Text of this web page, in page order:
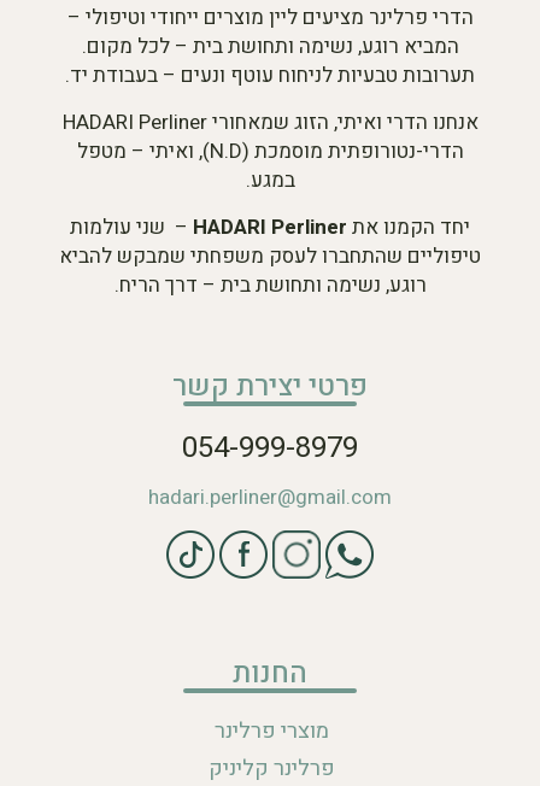
הדרי פרלינר מציעים ליין מוצרים ייחודי וטיפולי –
המביא רוגע, נשימה ותחושת בית – לכל מקום.
תערובות טבעיות לניחוח עוטף ונעים – בעבודת יד.
אנחנו הדרי ואיתי, הזוג שמאחורי HADARI Perliner
הדרי-נטורופתית מוסמכת (N.D), ואיתי – מטפל
במגע.
יחד הקמנו את HADARI Perliner – שני עולמות
טיפוליים שהתחברו לעסק משפחתי שמבקש להביא
רוגע, נשימה ותחושת בית – דרך הריח.
פרטי יצירת קשר
054-999-8979
hadari.perliner@gmail.com
החנות
מוצרי פרלינר
פרלינר קליניק